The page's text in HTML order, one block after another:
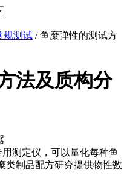
规测试 /鱼糜弹性的测试方
法及质构分
测定仪，可以量化每种鱼
类制品配方研究提供物性数